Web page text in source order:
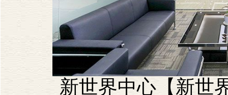
新世界中心【新世